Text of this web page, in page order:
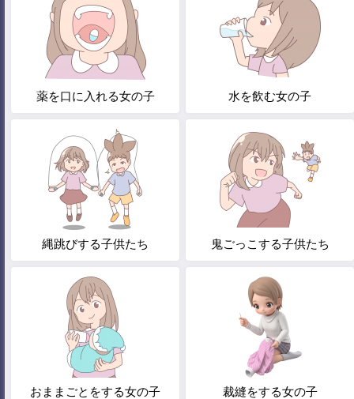
薬を口に入れる女の子 水を飲む女の子
縄跳びする子供たち 鬼ごっこする子供たち
おままごとをする女の子 裁縫をする女の子